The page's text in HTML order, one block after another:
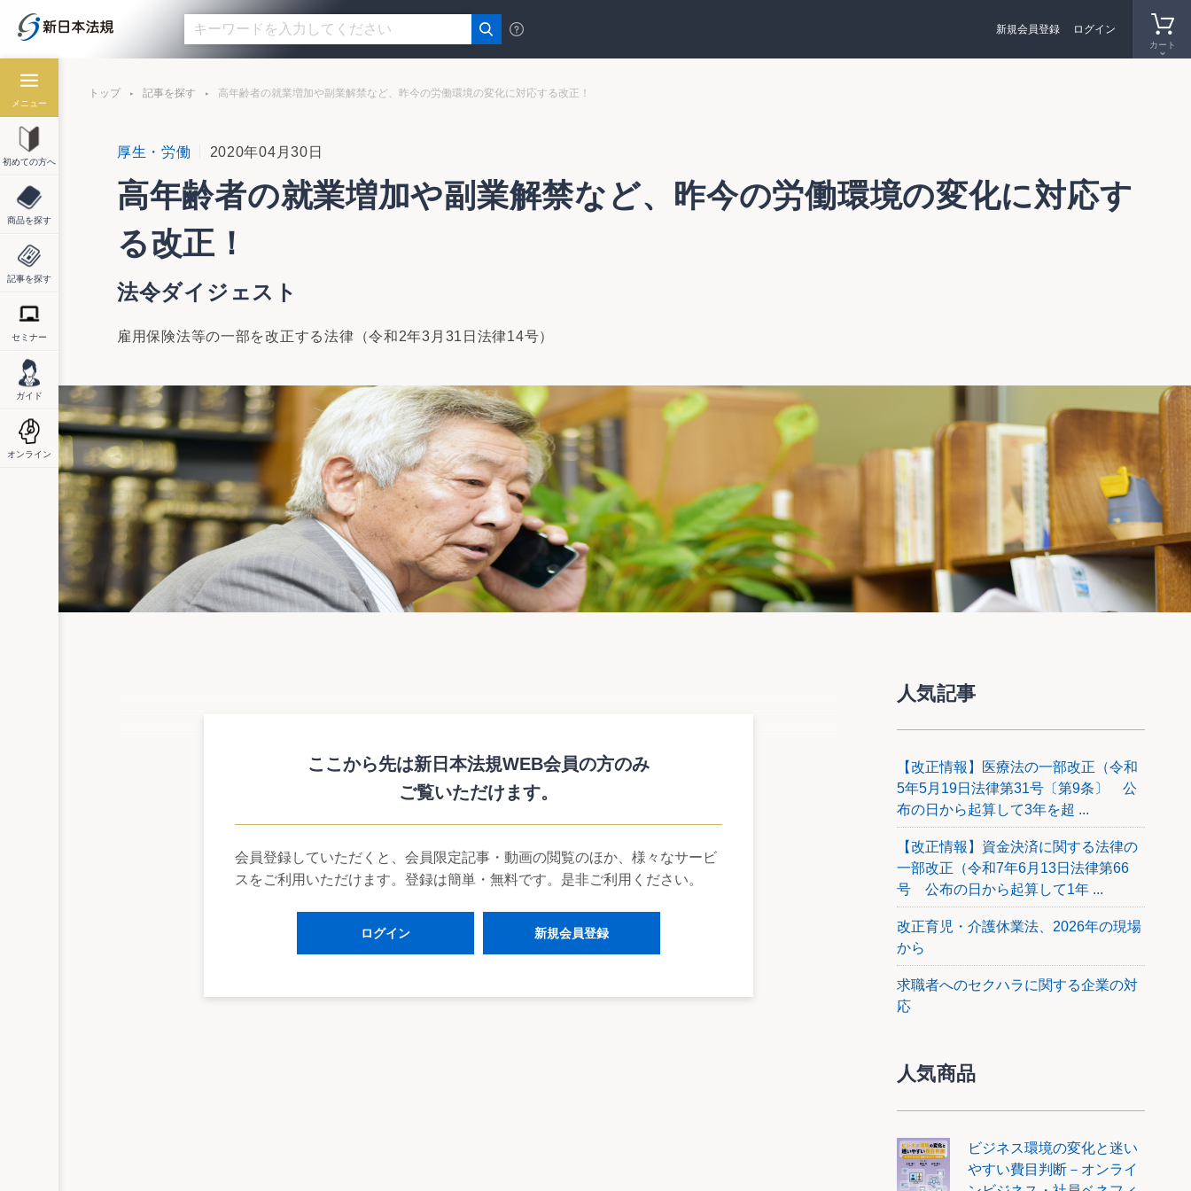
カート
新規会員登録 ログイン
メニュー
初めての方へ
商品を探す
記事を探す
セミナー
ガイド
オンライン
トップ 記事を探す 高年齢者の就業増加や副業解禁など、昨今の労働環境の変化に対応する改正！
厚生・労働 2020年04月30日
高年齢者の就業増加や副業解禁など、昨今の労働環境の変化に対応す
る改正！
法令ダイジェスト
雇用保険法等の一部を改正する法律（令和2年3月31日法律14号）
多様化する就業ニーズに対応したセーフティネットの整備、就業機会の確保等を通じて、職業の安定と就業の促
進等を図るため、雇用保険について、育児休業給付の失業等給付からの分離による位置付けの明確化、65歳以上
る支援、大企業における中途採用比率の公表の義務化、複数就業者に対する労災保険の給付の拡充等の措置が講
ここから先は新日本法規WEB会員の方のみ
ご覧いただけます。
会員登録していただくと、会員限定記事・動画の閲覧のほか、様々なサービ
スをご利用いただけます。登録は簡単・無料です。是非ご利用ください。
ログイン 新規会員登録
人気記事
【改正情報】医療法の一部改正（令和
5年5月19日法律第31号〔第9条〕 公
布の日から起算して3年を超 ...
【改正情報】資金決済に関する法律の
一部改正（令和7年6月13日法律第66
号 公布の日から起算して1年 ...
改正育児・介護休業法、2026年の現場
から
求職者へのセクハラに関する企業の対
応
人気商品
ビジネス環境の変化と迷い
やすい費目判断－オンライ